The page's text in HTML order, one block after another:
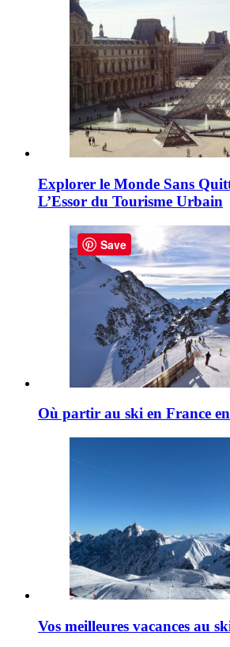
Explorer le Monde Sans
L’Essor du Tourisme Urbain
Où partir au ski en France
Vos meilleures vacances au
Save